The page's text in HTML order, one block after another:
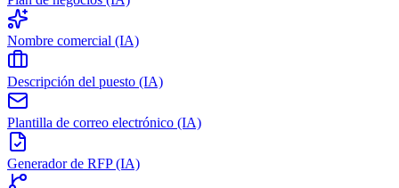
Nombre comercial (IA)
Descripción del puesto (IA)
Plantilla de correo electrónico (IA)
Generador de RFP (IA)